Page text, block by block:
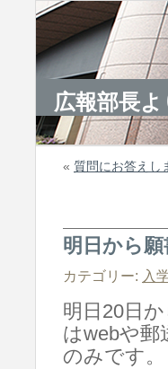
広報部長よ
« 質問にお答えし
明日から
カテゴリー: 入
明日20日
はwebや郵
のみです。